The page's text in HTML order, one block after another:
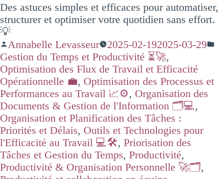
Des astuces simples et efficaces pour automatiser,
structurer et optimiser votre quotidien sans effort.
💡
Annabelle Levasseur
2025-02-192025-03-29
Gestion du Temps et Productivité ⏳🚀,
Optimisation des Flux de Travail et Efficacité
Opérationnelle 💼, Optimisation des Processus et
Performances au Travail 📈⚙️, Organisation des
Documents & Gestion de l'Information 🗂️💻,
Organisation et Planification des Tâches :
Priorités et Délais, Outils et Technologies pour
l'Efficacité au Travail 💻🛠️, Priorisation des
Tâches et Gestion du Temps, Productivité,
Productivité & Organisation Personnelle 🚀🗂️,